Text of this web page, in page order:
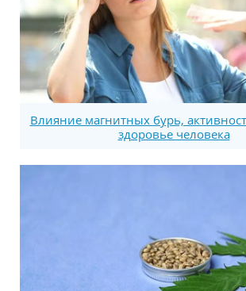
Влияние магнитных бурь,
здоровье человека